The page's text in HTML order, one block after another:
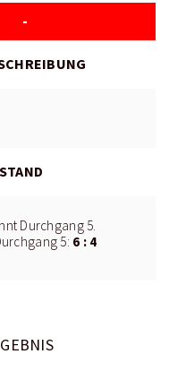
-
Durchgang 5.
5: 6 : 4